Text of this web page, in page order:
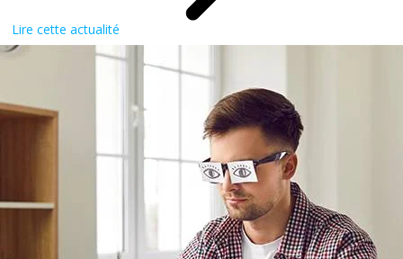
Lire cette actualité